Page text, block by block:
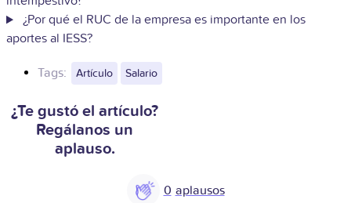
¿Por qué el RUC de la empresa es importante en los
aportes al IESS?
Tags: Artículo Salario
¿Te gustó el artículo?
Regálanos un
aplauso.
0